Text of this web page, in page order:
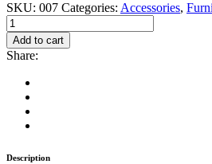
SKU: 007 Categories: Accessories,
BLACK
Desk
Lamp
quantity
Add to cart
Share:
Description